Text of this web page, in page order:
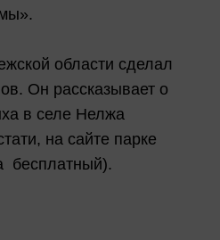
области сделал
Он рассказывает о
в селе Нелжа
на сайте парке
бесплатный).